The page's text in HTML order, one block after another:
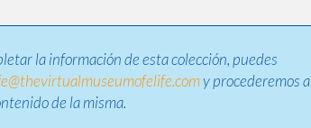
la información de esta colección, puedes
y procederemos a
de la misma.